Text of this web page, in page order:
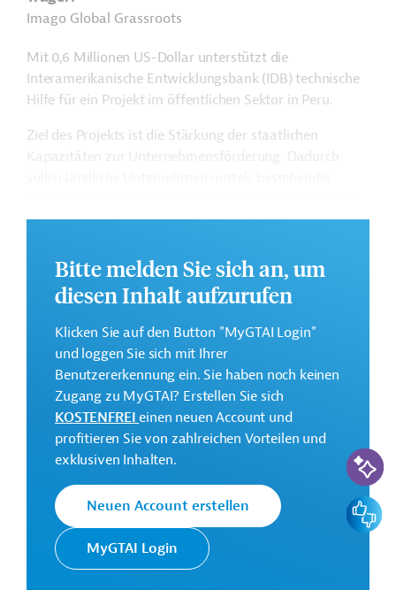
Imago Global Grassroots
Mit 0,6 Millionen US-Dollar unterstützt die
Interamerikanische Entwicklungsbank (IDB) technische
Hilfe für ein Projekt im öffentlichen Sektor in Peru.
Ziel des Projekts ist die Stärkung der staatlichen
Kapazitäten zur Unternehmensförderung. Dadurch
werden und zu wachsen.
finden Sie auf derWebseite der IDB
und im
Originaldokument, das zum Download bereitsteht.
GTAI informiert über dieIDB: Schwerpunkte, Regularien
und praktische Hinweise zur Geschäftsanbahnung.
Gesamtkosten:
0,67 Millionen US-Dollar
Geberbeitrag:
0,6 Millionen US-Dollar (Zuschuss)
Kontaktadressen
Bitte melden Sie sich an, um
diesen Inhalt aufzurufen
Klicken Sie auf den Button "MyGTAI Login"
und loggen Sie sich mit Ihrer
Benutzererkennung ein. Sie haben noch keinen
Zugang zu MyGTAI? Erstellen Sie sich
KOSTENFREIeinen neuen Account und
profitieren Sie von zahlreichen Vorteilen und
exklusiven Inhalten.
Neuen Account erstellen
MyGTAI Login
KI-